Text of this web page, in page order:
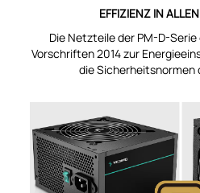
EFFIZIENZ IN
Die Netzteile der PM-D-
Vorschriften 2014 zur
die Sicherheitsnormen